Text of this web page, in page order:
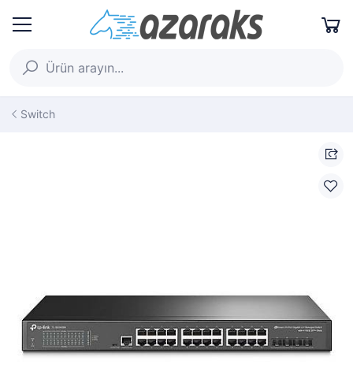
Switch